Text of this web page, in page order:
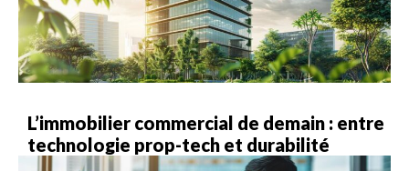
L’immobilier commercial de demain : entre
technologie prop-tech et durabilité